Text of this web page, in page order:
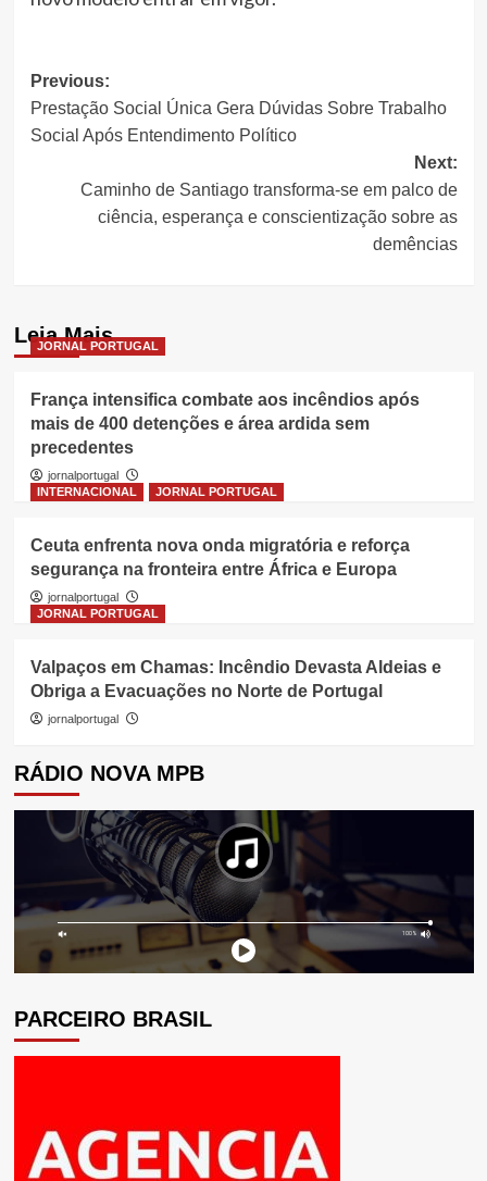
Post
navigation
Previous:
Prestação Social Única Gera Dúvidas Sobre Trabalho
Social Após Entendimento Político
Next:
Caminho de Santiago transforma-se em palco de
ciência, esperança e conscientização sobre as
demências
Leia Mais
JORNAL PORTUGAL
França intensifica combate aos incêndios após
mais de 400 detenções e área ardida sem
precedentes
jornalportugal
INTERNACIONAL
JORNAL PORTUGAL
Ceuta enfrenta nova onda migratória e reforça
segurança na fronteira entre África e Europa
jornalportugal
JORNAL PORTUGAL
Valpaços em Chamas: Incêndio Devasta Aldeias e
Obriga a Evacuações no Norte de Portugal
jornalportugal
RÁDIO NOVA MPB
PARCEIRO BRASIL